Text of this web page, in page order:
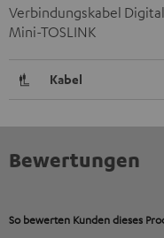
Verbindungskabel
Mini-TOSLINK
Kabel
Bewertungen
So bewerten Kunden dieses